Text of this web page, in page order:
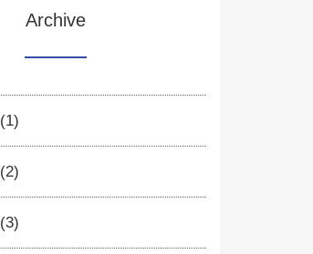
Archive
(1)
(2)
(3)